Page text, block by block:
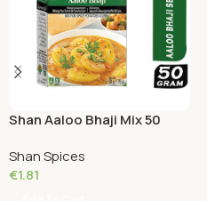
Shan Aaloo Bhaji Mix 50
Shan Spices
€1.81